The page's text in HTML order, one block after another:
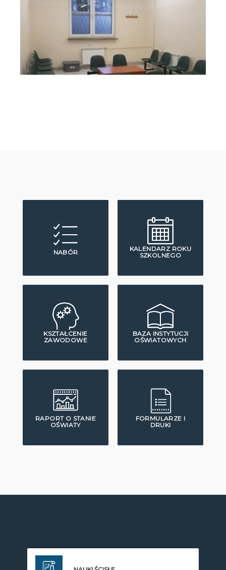
NABÓR
KALENDARZ ROKU
SZKOLNEGO
KSZTAŁCENIE
ZAWODOWE
BAZA INSTYTUCJI
OŚWIATOWYCH
RAPORT O STANIE
OŚWIATY
FORMULARZE I
DRUKI